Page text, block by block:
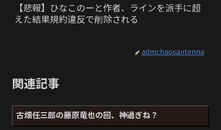
【悲報】ひなこのーと作者、ラインを派手に超
えた結果規約違反で削除される
admchaosantenna
関連記事
古畑任三郎の藤原竜也の回、神過ぎね？